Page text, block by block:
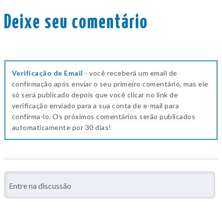
Deixe seu comentário
Verificação de Email - você receberá um email de
confirmação após enviar o seu primeiro comentário, mas ele
só será publicado depois que você clicar no link de
verificação enviado para a sua conta de e-mail para
confirma-lo. Os próximos comentários serão publicados
automaticamente por 30 dias!